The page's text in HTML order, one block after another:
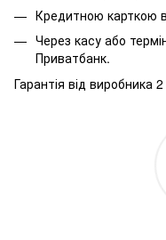
Кредитною карткою
Через касу або
Приватбанк.
Гарантія від виробника